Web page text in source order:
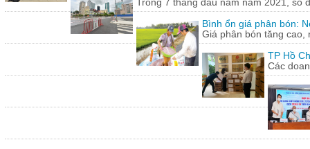
Bình ổn giá phân bón:
Giá phân bón tăng
TP Hồ
Các